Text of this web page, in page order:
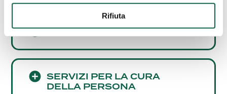
Rifiuta
ALTRI SERVIZI
SERVIZI PER LA CURA
DELLA PERSONA